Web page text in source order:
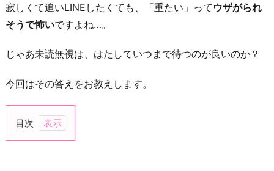
寂しくて追いLINEしたくても、「重たい」って ウザがられ
そうで怖いですよね…。
じゃあ未読無視は、はたしていつまで待つのが良いのか？
今回はその答えをお教えします。
目次
1.